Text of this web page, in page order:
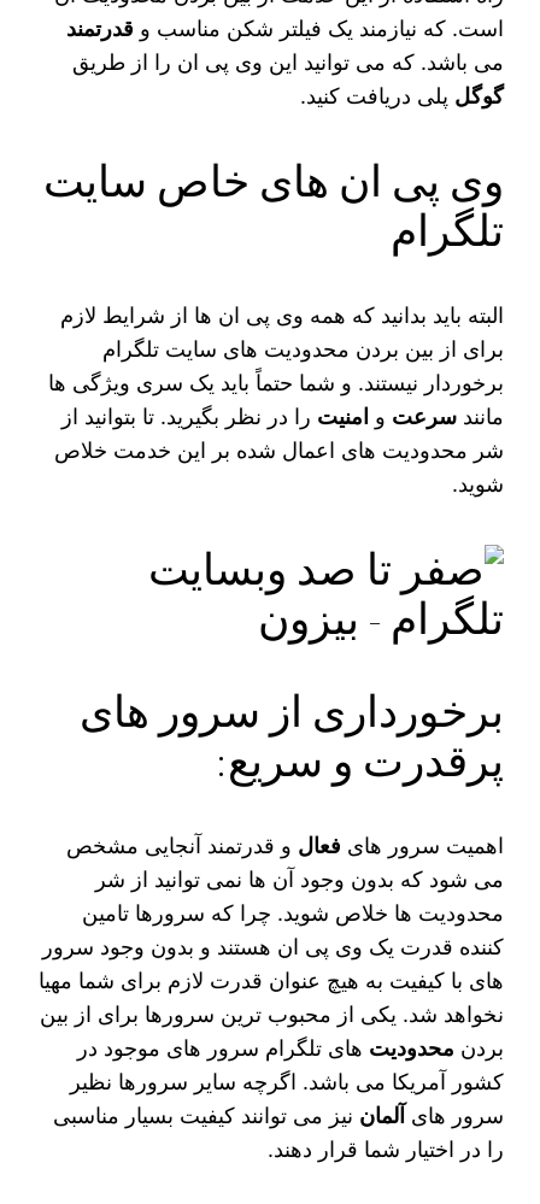
است. که نیازمند یک فیلتر شکن مناسب و قدرتمند
می باشد. که می‌ توانید این وی پی ان را از طریق
گوگل پلی دریافت کنید.
وی پی ان های خاص سایت
تلگرام
البته باید بدانید که همه وی پی ان‌ ها از شرایط لازم
برای از بین بردن محدودیت های سایت تلگرام
برخوردار نیستند. و شما حتماً باید یک سری ویژگی‌ ها
مانندسرعت و امنیت را در نظر بگیرید. تا بتوانید از
شر محدودیت های اعمال شده بر این خدمت خلاص
شوید.
برخورداری از سرور های
پرقدرت و سریع:
اهمیت سرور های فعال و قدرتمند آنجایی مشخص
می‌‌ شود که بدون وجود آن ها نمی‌ توانید از شر
محدودیت‌ ها خلاص شوید. چرا که سرورها تامین
کننده قدرت یک وی‌ پی‌ ان هستند و بدون وجود سرور
های با کیفیت به هیچ عنوان قدرت لازم برای شما مهیا
نخواهد شد. یکی از محبوب‌ ترین سرورها برای از بین
بردن محدودیت های تلگرام سرور های موجود در
کشور آمریکا می‌ باشد. اگرچه سایر سرورها نظیر
سرور های آلمان نیز می توانند کیفیت بسیار مناسبی
را در اختیار شما قرار دهند.